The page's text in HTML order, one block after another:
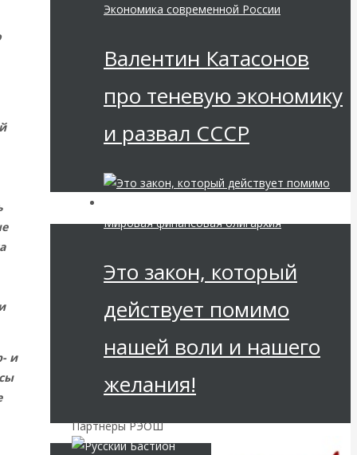
и
Экономика современной России
Валентин Катасонов
про теневую экономику
и развал СССР
Мировая финансовая олигархия
Это закон, который
действует помимо
нашей воли и нашего
желания!
Партнёры РЭОШ